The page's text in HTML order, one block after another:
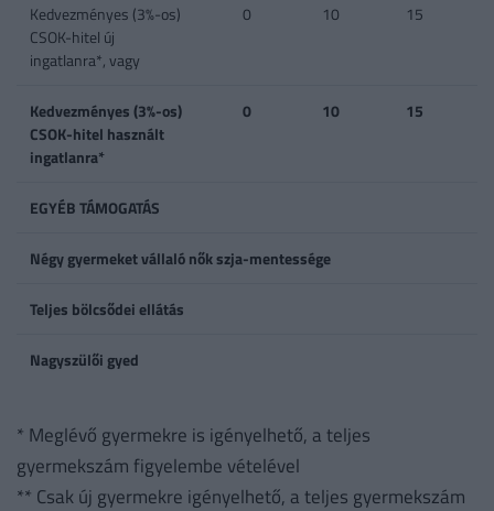
Kedvezményes (3%-os)
CSOK-hitel új
ingatlanra*, vagy
0 10 15
Kedvezményes (3%-os)
CSOK-hitel használt
ingatlanra*
0 10 15
EGYÉB TÁMOGATÁS
Négy gyermeket vállaló nők szja-mentessége
Teljes bölcsődei ellátás
Nagyszülői gyed
* Meglévő gyermekre is igényelhető, a teljes
gyermekszám figyelembe vételével
** Csak új gyermekre igényelhető, a teljes gyermekszám